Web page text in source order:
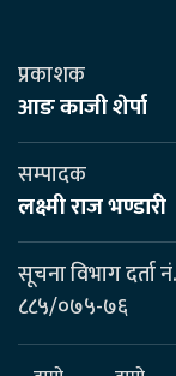
प्रकाशक
आङ काजी शेर्पा
सम्पादक
लक्ष्मी राज भण्डारी
सूचना विभाग दर्ता नं.
८८५/०७५-७६